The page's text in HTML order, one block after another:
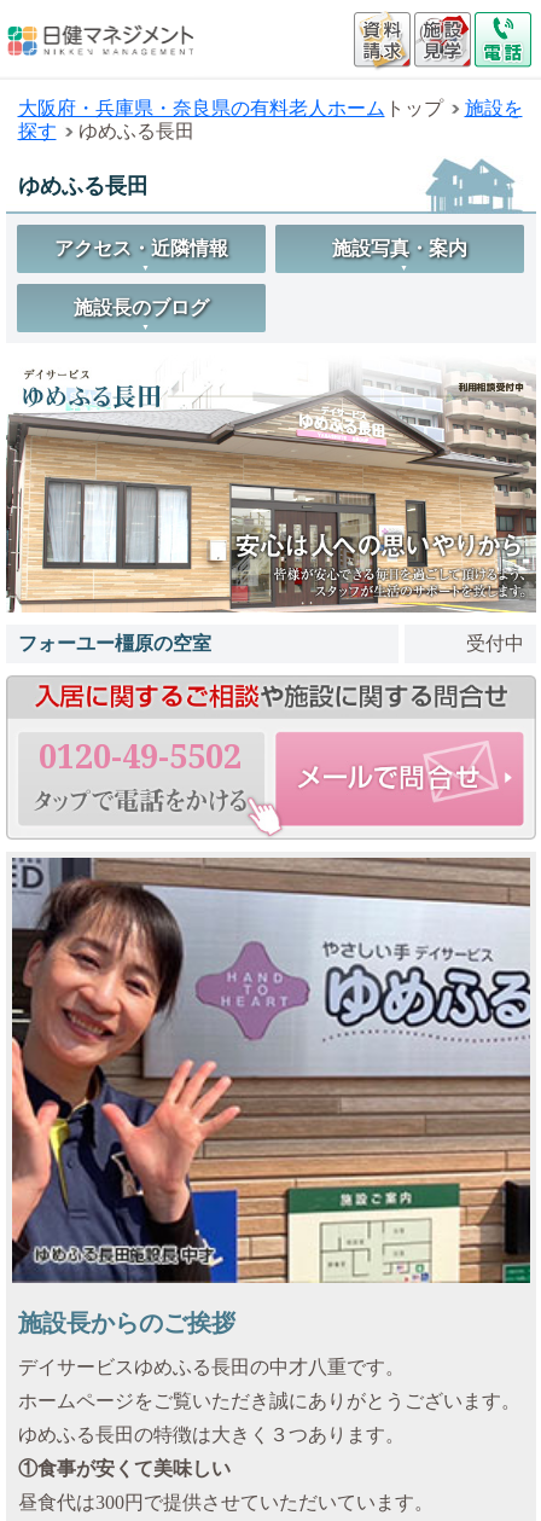
大阪府・兵庫県・奈良県の有料老人ホーム トップ
施設を
探す
ゆめふる長田
ゆめふる長田
アクセス・近隣情報 施設写真・案内
施設長のブログ
フォーユー橿原の空室 受付中
0120-49-5502
施設長からのご挨拶
デイサービスゆめふる長田の中才八重です。
ホームページをご覧いただき誠にありがとうございます。
ゆめふる長田の特徴は大きく３つあります。
①食事が安くて美味しい
昼食代は300円で提供させていただいています。